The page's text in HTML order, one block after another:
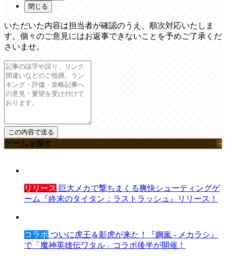
閉じる
いただいた内容は担当者が確認のうえ、順次対応いたしま
す。個々のご意見にはお返事できないことを予めご了承くだ
さいませ。
ゲームを探す
リリース 巨大メカで撃ちまくる爽快シューティングゲ
ーム『終末のタイタン：ラストラッシュ』リリース！
コラボ ついに虎王＆影虎が来た！『鋼嵐 - メカラシ』
で「魔神英雄伝ワタル」コラボ後半が開催！